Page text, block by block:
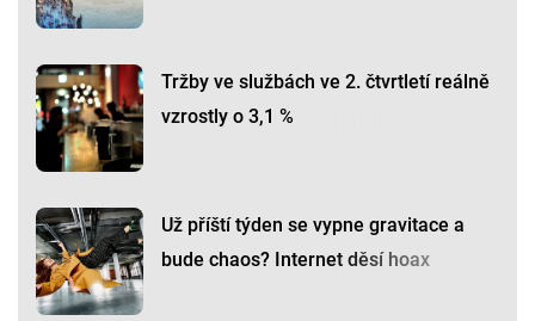
Tržby ve službách ve 2. čtvrtletí reálně
vzrostly o 3,1 %
Už příští týden se vypne gravitace a
bude chaos? Internet děsí hoax